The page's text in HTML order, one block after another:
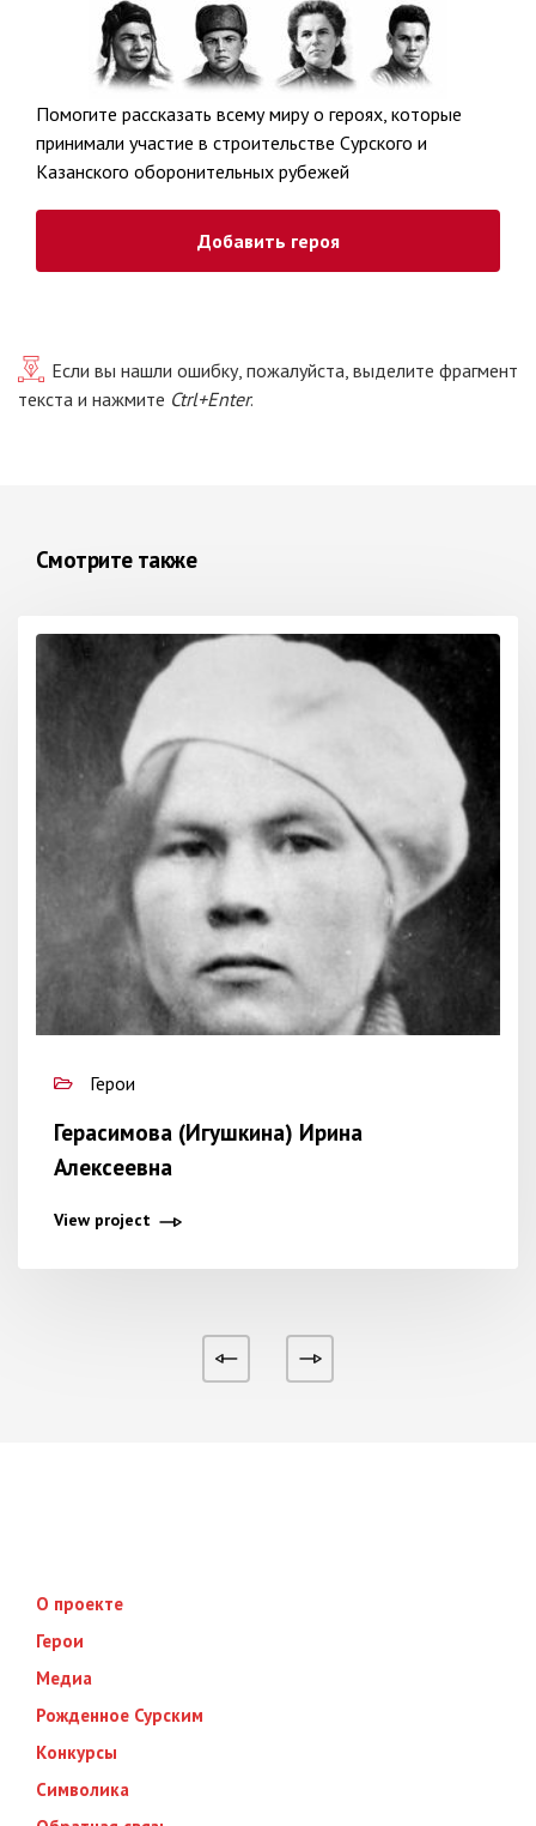
Помогите рассказать всему миру о героях, которые
принимали участие в строительстве Сурского и
Казанского оборонительных рубежей
Добавить героя
Если вы нашли ошибку, пожалуйста, выделите фрагмент
текста и нажмите Ctrl+Enter.
Смотрите также
Герои
Герасимова (Игушкина) Ирина
Алексеевна
View project
О проекте
Герои
Медиа
Рожденное Сурским
Конкурсы
Символика